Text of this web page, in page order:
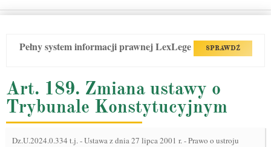
Pełny system informacji prawnej LexLege SPRAWDŹ
Art. 189. Zmiana ustawy o
Trybunale Konstytucyjnym
Dz.U.2024.0.334 t.j.-Ustawa z dnia 27 lipca 2001 r. - Prawo o ustroju